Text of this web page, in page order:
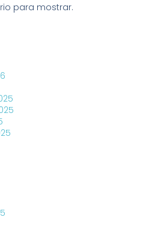
para mostrar.